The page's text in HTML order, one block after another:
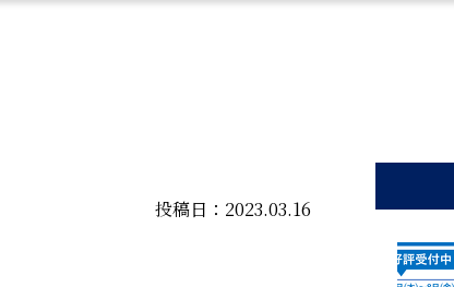
投稿日：2023.03.16